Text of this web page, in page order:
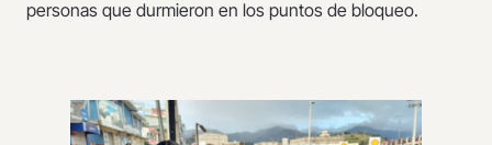
personas que durmieron en los puntos de bloqueo.